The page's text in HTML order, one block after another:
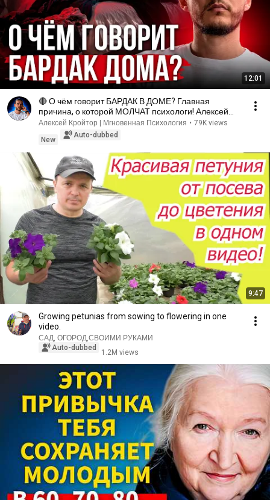
12:01
🔴 О чём говорит БАРДАК В ДОМЕ? Главная
причина, о которой МОЛЧАТ психологи! Алексей
Кройтор
Алексей Кройтор | Мгновенная Психология • 79K views
New
Auto-dubbed
9:47
Growing petunias from sowing to flowering in one
video.
САД, ОГОРОД,СВОИМИ РУКАМИ
Auto-dubbed
1.2M views